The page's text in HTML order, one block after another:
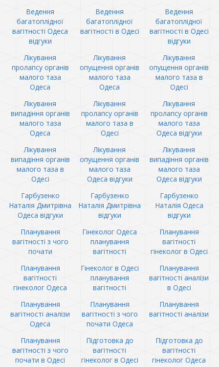
Ведення
багатоплідної
вагітності Одеса
відгуки
Ведення
багатоплідної
вагітності в Одесі
Ведення
багатоплідної
вагітності в Одесі
відгуки
Лікування
пролапсу органів
малого таза
Одеса
Лікування
опущення органів
малого таза
Одеса
Лікування
опущення органів
малого таза в
Одесі
Лікування
випадіння органів
малого таза
Одеса
Лікування
пролапсу органів
малого таза в
Одесі
Лікування
пролапсу органів
малого таза
Одеса відгуки
Лікування
випадіння органів
малого таза в
Одесі
Лікування
опущення органів
малого таза
Одеса відгуки
Лікування
випадіння органів
малого таза
Одеса відгуки
Гарбузенко
Наталія Дмитрівна
Одеса відгуки
Гарбузенко
Наталія Дмитрівна
відгуки
Гарбузенко
Наталія Одеса
відгуки
Планування
вагітності з чого
почати
Гінеколог Одеса
планування
вагітності
Планування
вагітності
гінеколог в Одесі
Планування
вагітності
гінеколог Одеса
Гінеколог в Одесі
планування
вагітності
Планування
вагітності аналізи
в Одесі
Планування
вагітності аналізи
Одеса
Планування
вагітності з чого
почати Одеса
Планування
вагітності аналізи
Планування
вагітності з чого
почати в Одесі
Підготовка до
вагітності
гінеколог в Одесі
Підготовка до
вагітності
гінеколог Одеса